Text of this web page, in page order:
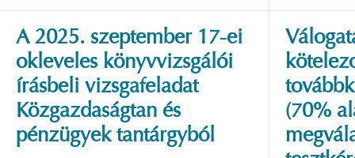
A 2025. szeptember 17-ei
okleveles könyvvizsgálói
írásbeli vizsgafeladat
Közgazdaságtan és
pénzügyek tantárgyból
(70%